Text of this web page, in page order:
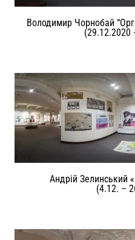
Володимир Чорнобай
(29.12.2020
Андрій Зелинський
(4.12. –